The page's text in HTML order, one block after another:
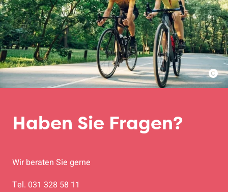
Haben Sie Fragen?
Wir beraten Sie gerne
Tel. 031 328 58 11